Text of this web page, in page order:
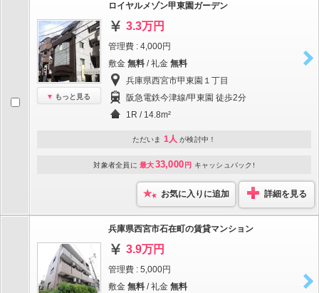
もっと見る
ロイヤルメゾン甲東園ガーデン
3.3万円
管理費 : 4,000円
敷金 無料 / 礼金 無料
兵庫県西宮市甲東園１丁目
阪急電鉄今津線/甲東園 徒歩2分
1R / 14.8m²
ただいま 1人 が検討中！
対象者全員に 最大33,000 円 キャッシュバック!
お気に入りに追加 詳細を見る
兵庫県西宮市石在町の賃貸マンション
3.9万円
管理費 : 5,000円
敷金 無料 / 礼金 無料